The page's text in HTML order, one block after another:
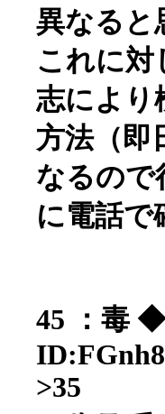
異なると
これに対
志により
方法（即
なるので
に電話で
45 ：毒
>35